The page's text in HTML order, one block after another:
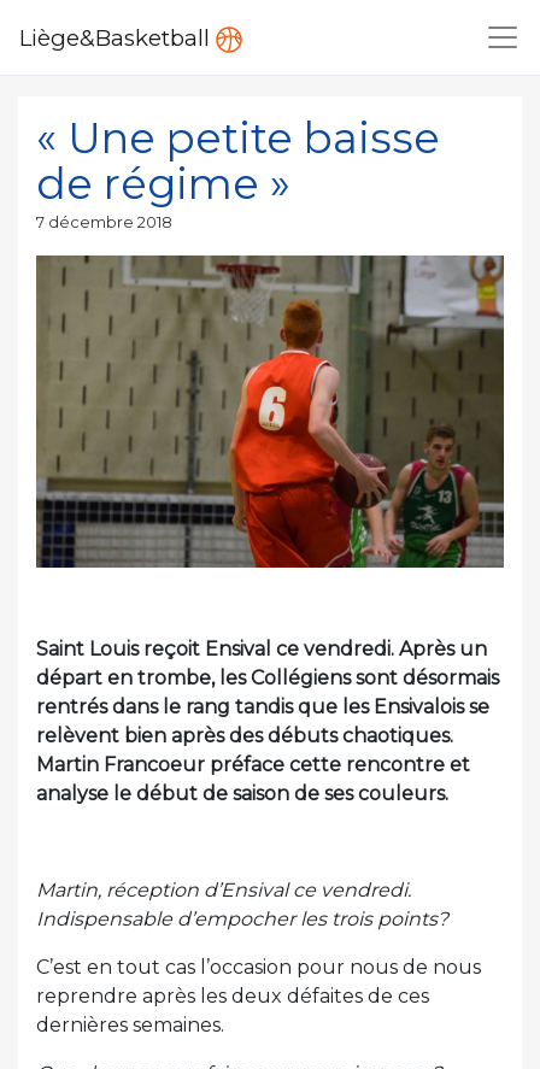
Liège&Basketball
« Une petite baisse
de régime »
Publié
7 décembre 2018
Saint Louis reçoit Ensival ce vendredi. Après un
départ en trombe, les Collégiens sont désormais
rentrés dans le rang tandis que les Ensivalois se
relèvent bien après des débuts chaotiques.
Martin Francoeur préface cette rencontre et
analyse le début de saison de ses couleurs.
Martin, réception d’Ensival ce vendredi.
Indispensable d’empocher les trois points?
C’est en tout cas l’occasion pour nous de nous
reprendre après les deux défaites de ces
dernières semaines.